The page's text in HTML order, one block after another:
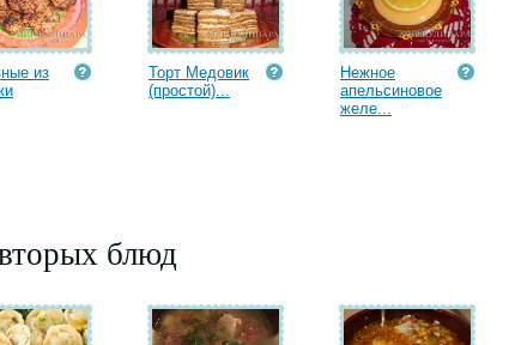
из
Торт Медовик
(простой)...
Нежное
апельсиновое
желе...
блюд